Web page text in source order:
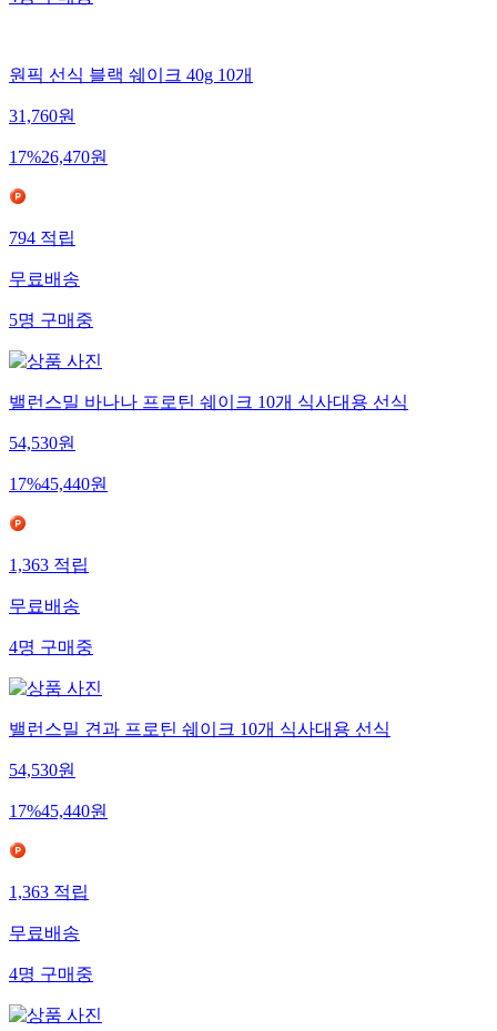
4명구매중
원픽 선식 블랙 쉐이크 40g 10개
31,760원
17%26,470원
794적립
무료배송
5명구매중
밸런스밀 바나나 프로틴 쉐이크 10개 식사대용 선식
54,530원
17%45,440원
1,363적립
무료배송
4명구매중
밸런스밀 견과 프로틴 쉐이크 10개 식사대용 선식
54,530원
17%45,440원
1,363적립
무료배송
4명구매중